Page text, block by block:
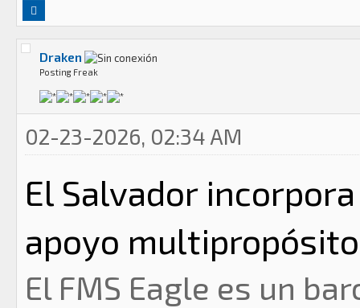
Draken
Posting Freak
02-23-2026, 02:34 AM
El Salvador
apoyo
El FMS Eagle es un